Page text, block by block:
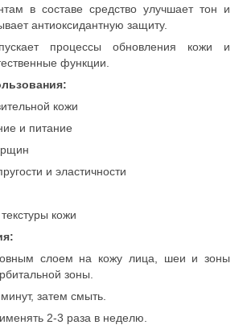
в составе средство улучшает тон и
антиоксидантную защиту.
процессы обновления кожи и
функции.
кожи
и питание
и эластичности
кожи
слоем на кожу лица, шеи и зоны
зоны.
затем смыть.
2-3 раза в неделю.